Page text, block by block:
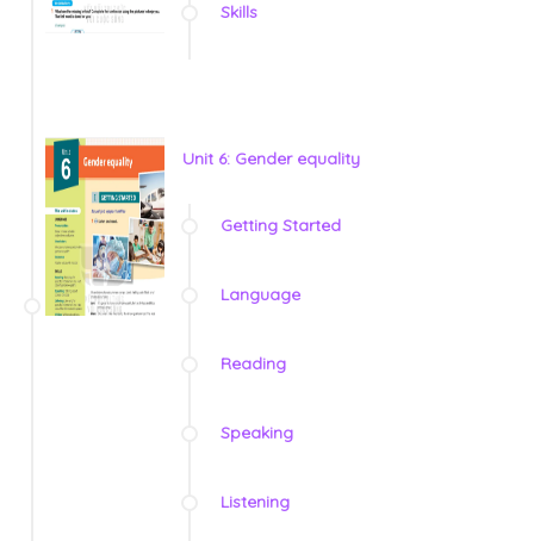
Skills
Unit 6: Gender equality
Getting Started
Language
Reading
Speaking
Listening